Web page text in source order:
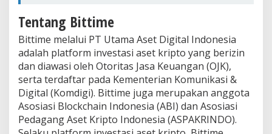
Tentang Bittime
Bittime melalui PT Utama Aset Digital Indonesia
adalah platform investasi aset kripto yang berizin
dan diawasi oleh Otoritas Jasa Keuangan (OJK),
serta terdaftar pada Kementerian Komunikasi &
Digital (Komdigi). Bittime juga merupakan anggota
Asosiasi Blockchain Indonesia (ABI) dan Asosiasi
Pedagang Aset Kripto Indonesia (ASPAKRINDO).